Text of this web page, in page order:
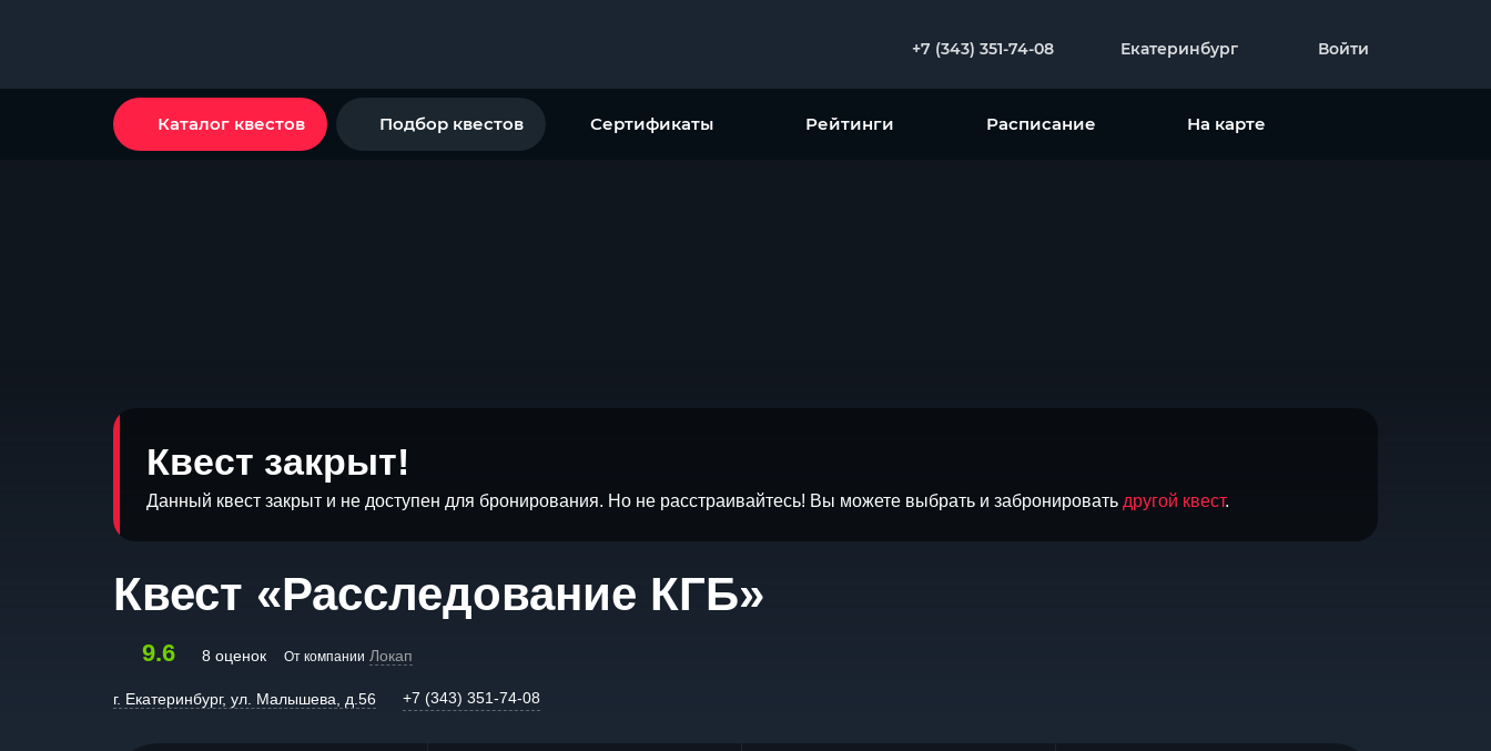
+7 (343) 351-74-08 Екатеринбург Войти
Каталог квестов Подбор квестов Сертификаты Рейтинги Расписание На карте
Квест закрыт!
Данный квест закрыт и не доступен для бронирования. Но не расстраивайтесь! Вы можете выбрать и забронировать другой квест.
Квест «Расследование КГБ»
9.6 8 оценок От компании Локап
г. Екатеринбург, ул. Малышева, д.56 +7 (343) 351-74-08